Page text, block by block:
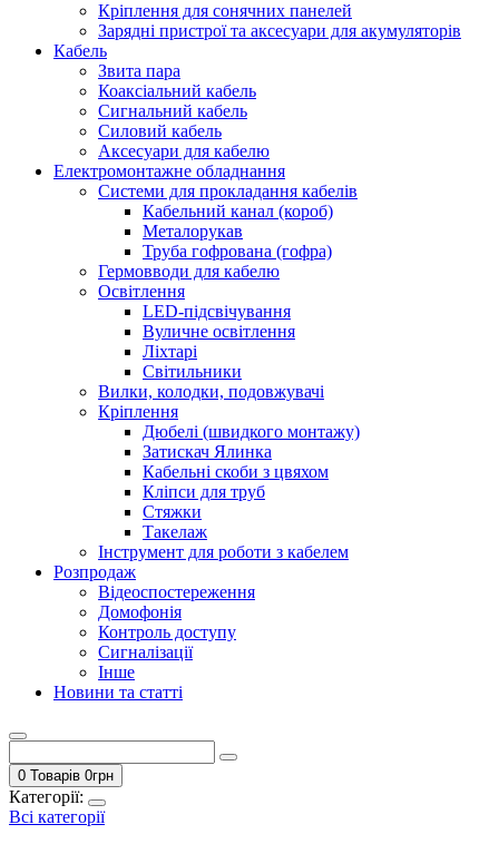
Кріплення для сонячних панелей
Зарядні пристрої та аксесуари для акумуляторів
Кабель
Звита пара
Коаксіальний кабель
Сигнальний кабель
Силовий кабель
Аксесуари для кабелю
Електромонтажне обладнання
Системи для прокладання кабелів
Кабельний канал (короб)
Металорукав
Труба гофрована (гофра)
Гермовводи для кабелю
Освітлення
LED-підсвічування
Вуличне освітлення
Ліхтарі
Світильники
Вилки, колодки, подовжувачі
Кріплення
Дюбелі (швидкого монтажу)
Затискач Ялинка
Кабельні скоби з цвяхом
Кліпси для труб
Стяжки
Такелаж
Інструмент для роботи з кабелем
Розпродаж
Відеоспостереження
Домофонія
Контроль доступу
Сигналізації
Інше
Новини та статті
0 Товарів 0грн
Категорії:
Всі категорії